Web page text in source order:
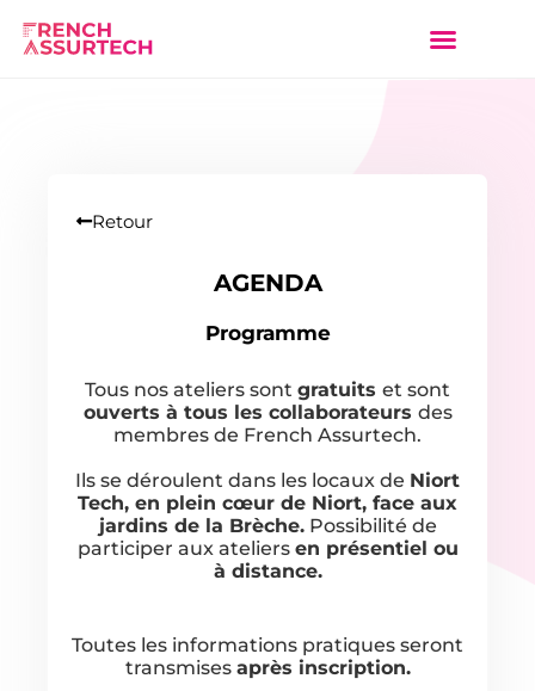
Retour
AGENDA
Programme
Tous nos ateliers sont gratuits et sont
ouverts à tous les collaborateurs des
membres de French Assurtech.
Ils se déroulent dans les locaux de Niort
Tech, en plein cœur de Niort, face aux
jardins de la Brèche.Possibilité de
participer aux ateliers en présentiel ou
à distance.
Toutes les informations pratiques seront
transmises après inscription.